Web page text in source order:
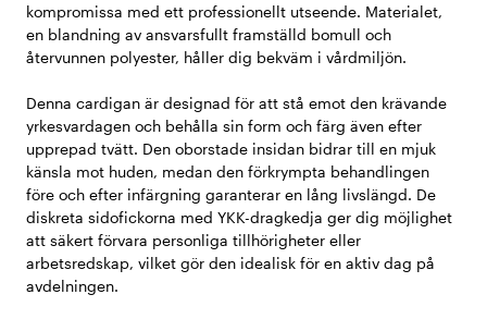
kompromissa med ett professionellt utseende. Materialet,
en blandning av ansvarsfullt framställd bomull och
återvunnen polyester, håller dig bekväm i vårdmiljön.
Denna cardigan är designad för att stå emot den krävande
yrkesvardagen och behålla sin form och färg även efter
upprepad tvätt. Den oborstade insidan bidrar till en mjuk
känsla mot huden, medan den förkrympta behandlingen
före och efter infärgning garanterar en lång livslängd. De
diskreta sidofickorna med YKK-dragkedja ger dig möjlighet
att säkert förvara personliga tillhörigheter eller
arbetsredskap, vilket gör den idealisk för en aktiv dag på
avdelningen.